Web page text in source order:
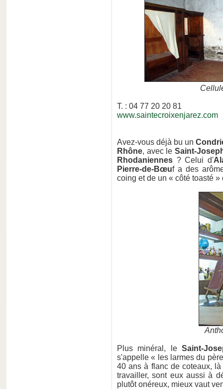
T. : 04 77 20 20 81
www.saintecroixenjarez.com
Avez-vous déjà bu un
Rhône, avec le Saint-
Rhodaniennes ? Celui d'
Pierre-de-Bœuf a des
coing et de un « côté toasté
Plus minéral, le Saint-
s'appelle « les larmes du
40 ans à flanc de coteaux,
travailler, sont eux aussi à
plutôt onéreux, mieux vaut